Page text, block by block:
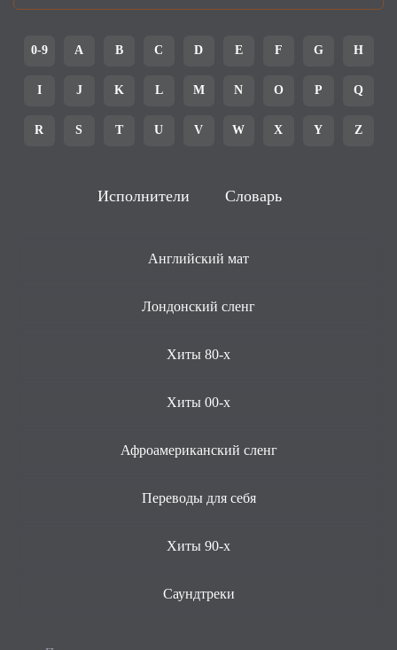
0-9 A B C D E F G H
I J K L M N O P Q
R S T U V W X Y Z
Исполнители Словарь
Английский мат
Лондонский сленг
Хиты 80-х
Хиты 00-х
Афроамериканский сленг
Переводы для себя
Хиты 90-х
Саундтреки